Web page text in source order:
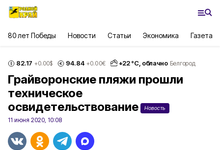
80 лет Победы Новости Статьи Экономика Газета
82.17 +0.00$ 94.84 +0.00€ +22°С, облачно Белгород
Грайворонские пляжи прошли
техническое
освидетельствование
Новость
11 июня 2020, 10:08